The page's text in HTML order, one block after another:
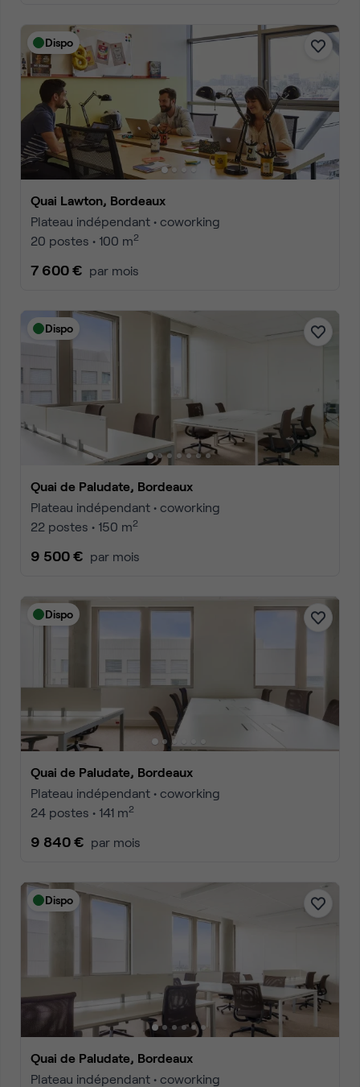
Dispo
Quai Lawton, Bordeaux
Plateau indépendant • coworking
20 postes • 100 m2
7 600 € par mois
Dispo
Quai de Paludate, Bordeaux
Plateau indépendant • coworking
22 postes • 150 m2
9 500 € par mois
Dispo
Quai de Paludate, Bordeaux
Plateau indépendant • coworking
24 postes • 141 m2
9 840 € par mois
Dispo
Quai de Paludate, Bordeaux
Plateau indépendant • coworking